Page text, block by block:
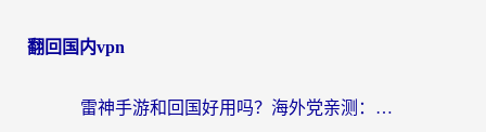
翻回国内vpn
雷神手游和回国好用吗？海外党亲测：选对加速器才能无缝刷剧打游戏